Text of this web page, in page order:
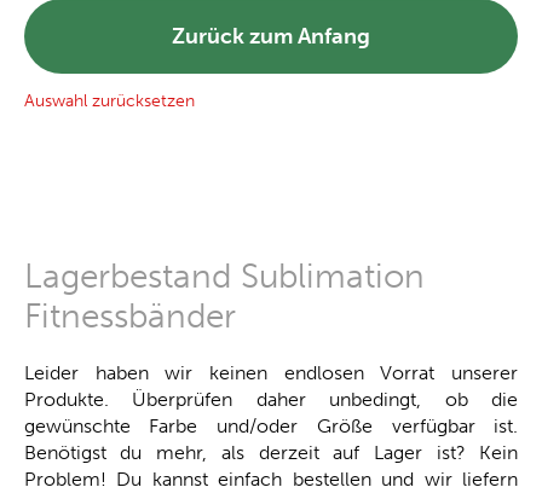
Zurück zum Anfang
Auswahl zurücksetzen
Lagerbestand Sublimation
Fitnessbänder
Leider haben wir keinen endlosen Vorrat unserer
Produkte. Überprüfen daher unbedingt, ob die
gewünschte Farbe und/oder Größe verfügbar ist.
Benötigst du mehr, als derzeit auf Lager ist? Kein
Problem! Du kannst einfach bestellen und wir liefern